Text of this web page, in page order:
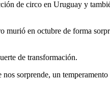
de circo en Uruguay y
murió en octubre de forma
de transformación.
sorprende, un